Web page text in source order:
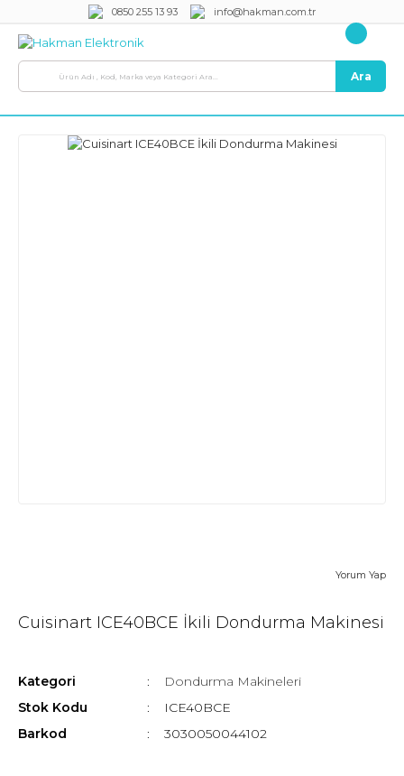
0850 255 13 93 info@hakman.com.tr
Ara
Yorum Yap
Cuisinart ICE40BCE İkili Dondurma Makinesi
Kategori
Dondurma Makineleri
Stok Kodu
ICE40BCE
Barkod
3030050044102